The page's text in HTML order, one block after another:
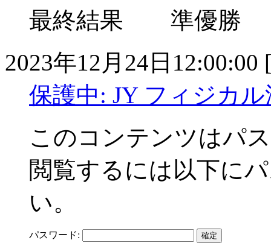
最終結果 準優勝
2023年12月24日12:00:00
保護中: JY フィジカ
このコンテンツはパ
閲覧するには以下に
い。
パスワード: